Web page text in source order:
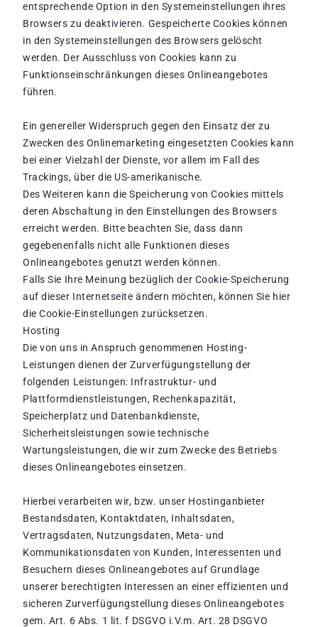
entsprechende Option in den Systemeinstellungen ihres
Browsers zu deaktivieren. Gespeicherte Cookies können
in den Systemeinstellungen des Browsers gelöscht
werden. Der Ausschluss von Cookies kann zu
Funktionseinschränkungen dieses Onlineangebotes
führen.
Ein genereller Widerspruch gegen den Einsatz der zu
Zwecken des Onlinemarketing eingesetzten Cookies kann
bei einer Vielzahl der Dienste, vor allem im Fall des
Trackings, über die US-amerikanische.
Des Weiteren kann die Speicherung von Cookies mittels
deren Abschaltung in den Einstellungen des Browsers
erreicht werden. Bitte beachten Sie, dass dann
gegebenenfalls nicht alle Funktionen dieses
Onlineangebotes genutzt werden können.
Falls Sie Ihre Meinung bezüglich der Cookie-Speicherung
auf dieser Internetseite ändern möchten, können Sie hier
die Cookie-Einstellungen zurücksetzen.
Hosting
Die von uns in Anspruch genommenen Hosting-
Leistungen dienen der Zurverfügungstellung der
folgenden Leistungen: Infrastruktur- und
Plattformdienstleistungen, Rechenkapazität,
Speicherplatz und Datenbankdienste,
Sicherheitsleistungen sowie technische
Wartungsleistungen, die wir zum Zwecke des Betriebs
dieses Onlineangebotes einsetzen.
Hierbei verarbeiten wir, bzw. unser Hostinganbieter
Bestandsdaten, Kontaktdaten, Inhaltsdaten,
Vertragsdaten, Nutzungsdaten, Meta- und
Kommunikationsdaten von Kunden, Interessenten und
Besuchern dieses Onlineangebotes auf Grundlage
unserer berechtigten Interessen an einer effizienten und
sicheren Zurverfügungstellung dieses Onlineangebotes
gem. Art. 6 Abs. 1 lit. f DSGVO i.V.m. Art. 28 DSGVO